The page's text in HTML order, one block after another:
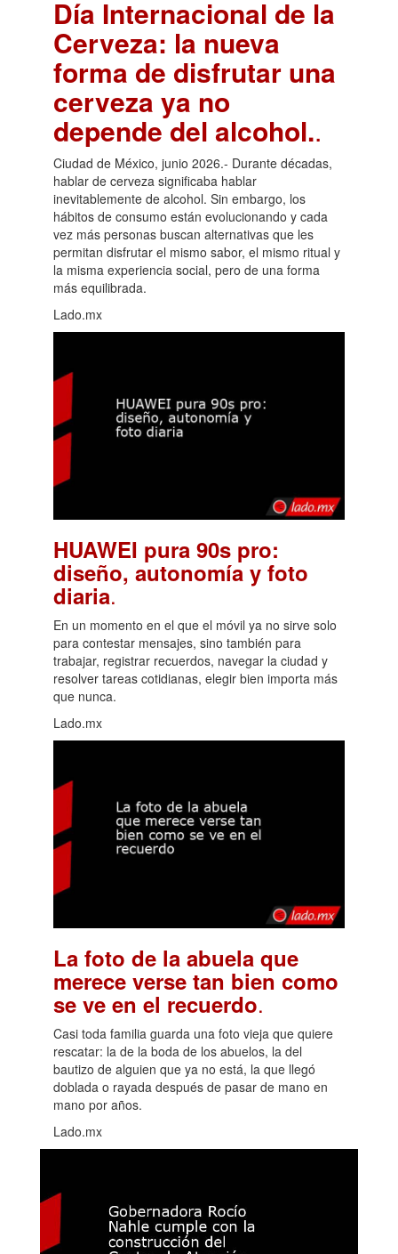
Día Internacional de la
Cerveza: la nueva
forma de disfrutar una
cerveza ya no
depende del alcohol..
Ciudad de México, junio 2026.- Durante décadas,
hablar de cerveza significaba hablar
inevitablemente de alcohol. Sin embargo, los
hábitos de consumo están evolucionando y cada
vez más personas buscan alternativas que les
permitan disfrutar el mismo sabor, el mismo ritual y
la misma experiencia social, pero de una forma
más equilibrada.
Lado.mx
HUAWEI pura 90s pro:
diseño, autonomía y foto
diaria.
En un momento en el que el móvil ya no sirve solo
para contestar mensajes, sino también para
trabajar, registrar recuerdos, navegar la ciudad y
resolver tareas cotidianas, elegir bien importa más
que nunca.
Lado.mx
La foto de la abuela que
merece verse tan bien como
se ve en el recuerdo.
Casi toda familia guarda una foto vieja que quiere
rescatar: la de la boda de los abuelos, la del
bautizo de alguien que ya no está, la que llegó
doblada o rayada después de pasar de mano en
mano por años.
Lado.mx